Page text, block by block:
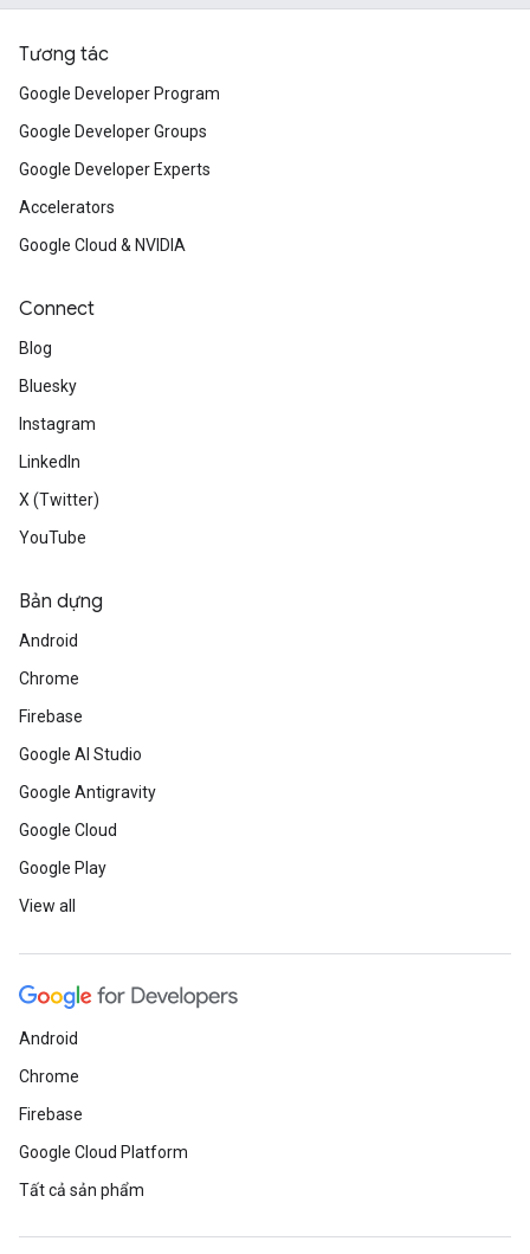
Tương tác
Google Developer Program
Google Developer Groups
Google Developer Experts
Accelerators
Google Cloud & NVIDIA
Connect
Blog
Bluesky
Instagram
LinkedIn
X (Twitter)
YouTube
Bản dựng
Android
Chrome
Firebase
Google AI Studio
Google Antigravity
Google Cloud
Google Play
View all
Android
Chrome
Firebase
Google Cloud Platform
Tất cả sản phẩm